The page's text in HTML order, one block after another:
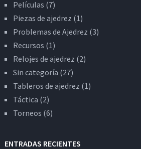
Películas (7)
Piezas de ajedrez (1)
Problemas de Ajedrez (3)
Recursos (1)
Relojes de ajedrez (2)
Sin categoría (27)
Tableros de ajedrez (1)
Táctica (2)
Torneos (6)
ENTRADAS RECIENTES